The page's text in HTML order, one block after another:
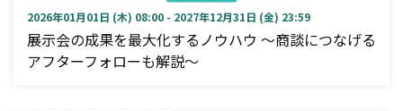
2026年01月01日 (木) 08:00 - 2027年12月31日 (金) 23:59
展示会の成果を最大化するノウハウ ～商談につなげる
アフターフォローも解説～